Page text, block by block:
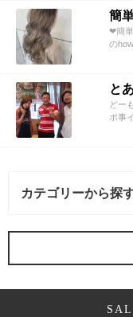
簡
❤︎簡
の
どー
ポ事
カテゴリーから探
カラー・ヘアカラー (1